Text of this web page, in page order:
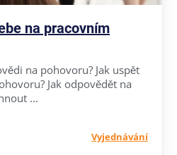
na pracovním
na pohovoru? Jak uspět
Jak odpovědět na
...
Vyjednávání